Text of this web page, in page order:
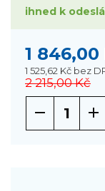
ihned k
1 846,00
1 525,62 Kč bez
2 215,00 Kč